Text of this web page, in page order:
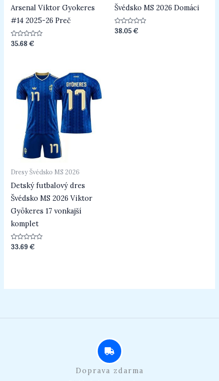
Arsenal Viktor Gyokeres
#14 2025-26 Preč
Hodnotenie
0
35.68€
Švédsko MS 2026 Domáci
Hodnotenie
0
38.05€
Dresy Švédsko MS 2026
Detský futbalový dres
Švédsko MS 2026 Viktor
Gyökeres 17 vonkajší
komplet
Hodnotenie
33.69€
Doprava zdarma